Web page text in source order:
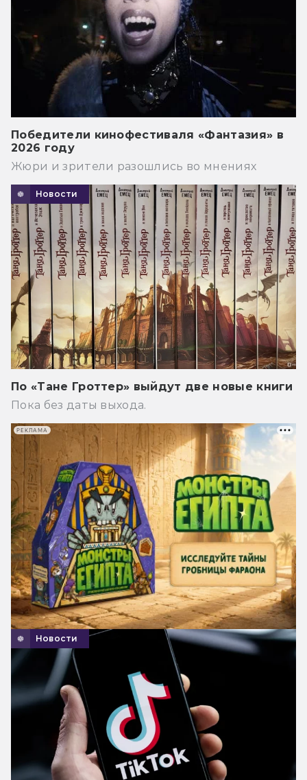
Победители кинофестиваля «Фантазия» в
2026 году
Жюри и зрители разошлись во мнениях
Новости
По «Тане Гроттер» выйдут две новые книги
Пока без даты выхода.
Новости
РЕКЛАМА